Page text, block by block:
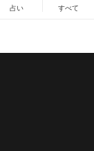
占い すべて